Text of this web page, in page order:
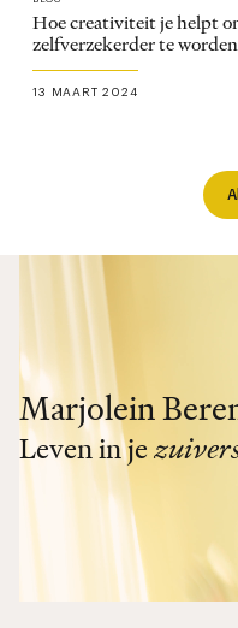
Hoe creativiteit je helpt
zelfverzekerder te worden
13 MAART 2024
Marjolein
Leven in je